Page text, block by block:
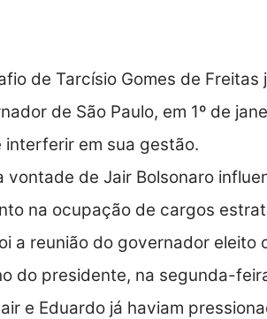
de Tarcísio Gomes de
de São Paulo, em 1º de
em sua gestão.
vontade de Jair Bolsonaro
na ocupação de cargos
a reunião do governador eleito
do presidente, na segunda-
e Eduardo já haviam